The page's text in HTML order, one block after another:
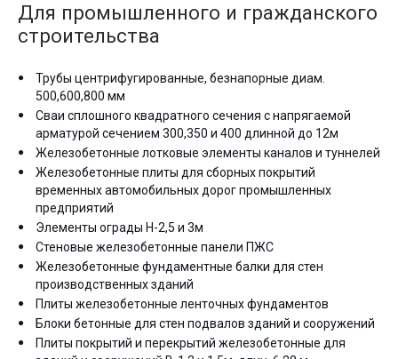
Для промышленного и гражданского
строительства
Трубы центрифугированные, безнапорные диам.
500,600,800 мм
Сваи сплошного квадратного сечения с напрягаемой
арматурой сечением 300,350 и 400 длинной до 12м
Железобетонные лотковые элементы каналов и туннелей
Железобетонные плиты для сборных покрытий
временных автомобильных дорог промышленных
предприятий
Элементы ограды Н-2,5 и 3м
Стеновые железобетонные панели ПЖС
Железобетонные фундаментные балки для стен
производственных зданий
Плиты железобетонные ленточных фундаментов
Блоки бетонные для стен подвалов зданий и сооружений
Плиты покрытий и перекрытий железобетонные для